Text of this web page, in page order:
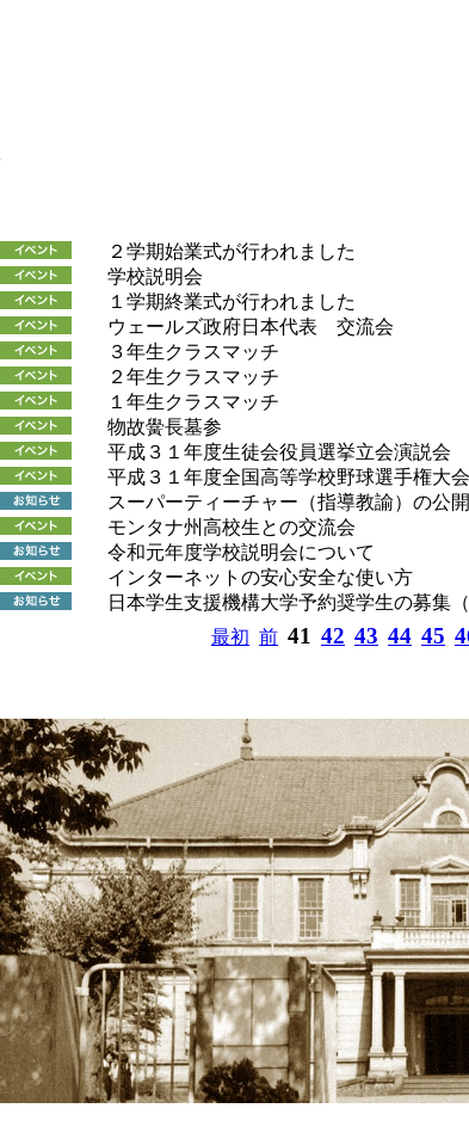
２学期始業式が行われました
学校説明会
１学期終業式が行われました
ウェールズ政府日本代表 交流会
３年生クラスマッチ
２年生クラスマッチ
１年生クラスマッチ
物故黌長墓参
平成３１年度生徒会役員選挙立会演説会
平成３１年度全国高等学校野球選手権大
スーパーティーチャー（指導教諭）の公
モンタナ州高校生との交流会
令和元年度学校説明会について
インターネットの安心安全な使い方
日本学生支援機構大学予約奨学生の募集
最初 前 41 42 43 44 45